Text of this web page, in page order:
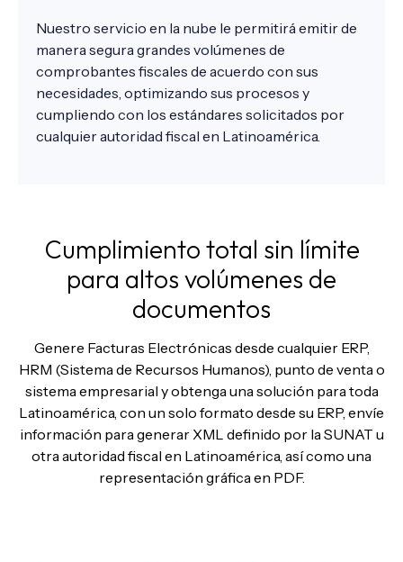
Nuestro servicio en la nube le permitirá emitir de
manera segura grandes volúmenes de
comprobantes fiscales de acuerdo con sus
necesidades, optimizando sus procesos y
cumpliendo con los estándares solicitados por
cualquier autoridad fiscal en Latinoamérica.
Cumplimiento total sin límite
para altos volúmenes de
documentos
Genere Facturas Electrónicas desde cualquier ERP,
HRM (Sistema de Recursos Humanos), punto de venta o
sistema empresarial y obtenga una solución para toda
Latinoamérica, con un solo formato desde su ERP, envíe
información para generar XML definido por la SUNAT u
otra autoridad fiscal en Latinoamérica, así como una
representación gráfica en PDF.